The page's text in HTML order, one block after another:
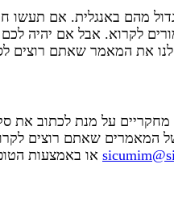
מהם באנגלית. אם
לקרוא. אבל אם יהיה לכם
את המאמר שאתם רוצים
על מנת לכתוב את
המאמרים שאתם רוצים
או באמצעות